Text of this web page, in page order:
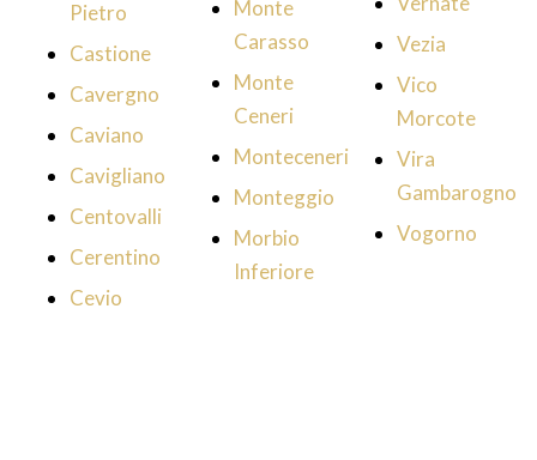
Pietro
Castione
Cavergno
Caviano
Cavigliano
Centovalli
Cerentino
Cevio
Monte
Carasso
Monte
Ceneri
Monteceneri
Monteggio
Morbio
Inferiore
Vezia
Vico
Morcote
Vira
Gambarogno
Vogorno